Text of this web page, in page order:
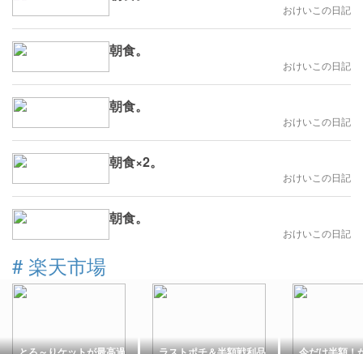
おけいこの日記
朝食。
おけいこの日記
朝食。
おけいこの日記
朝食×2。
おけいこの日記
朝食。
おけいこの日記
# 楽天市場